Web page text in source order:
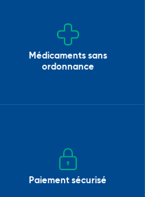
Médicaments sans
ordonnance
Paiement sécurisé